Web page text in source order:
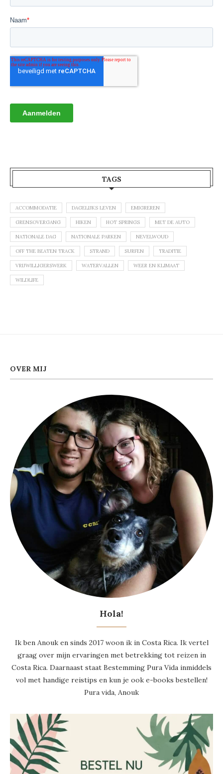
TAGS
ACCOMMODATIE DAGELIJKS LEVEN EMIGREREN
GRENSOVERGANG HIKEN HOT SPRINGS MET DE AUTO
NATIONALE DAG NATIONALE PARKEN NEVELWOUD
OFF THE BEATEN TRACK STRAND SURFEN TRADITIE
VRIJWILLIGERSWERK WATERVALLEN WEER EN KLIMAAT
WILDLIFE
OVER MIJ
Hola!
Ik ben Anouk en sinds 2017 woon ik in Costa Rica. Ik vertel
graag over mijn ervaringen met betrekking tot reizen in
Costa Rica. Daarnaast staat Bestemming Pura Vida inmiddels
vol met handige reistips en kun je ook e-books bestellen!
Pura vida, Anouk